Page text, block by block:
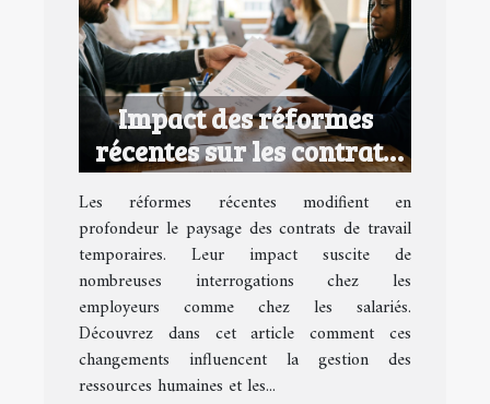
Impact des réformes
récentes sur les contrats
de travail temporaires
Les réformes récentes modifient en
profondeur le paysage des contrats de travail
temporaires. Leur impact suscite de
nombreuses interrogations chez les
employeurs comme chez les salariés.
Découvrez dans cet article comment ces
changements influencent la gestion des
ressources humaines et les...